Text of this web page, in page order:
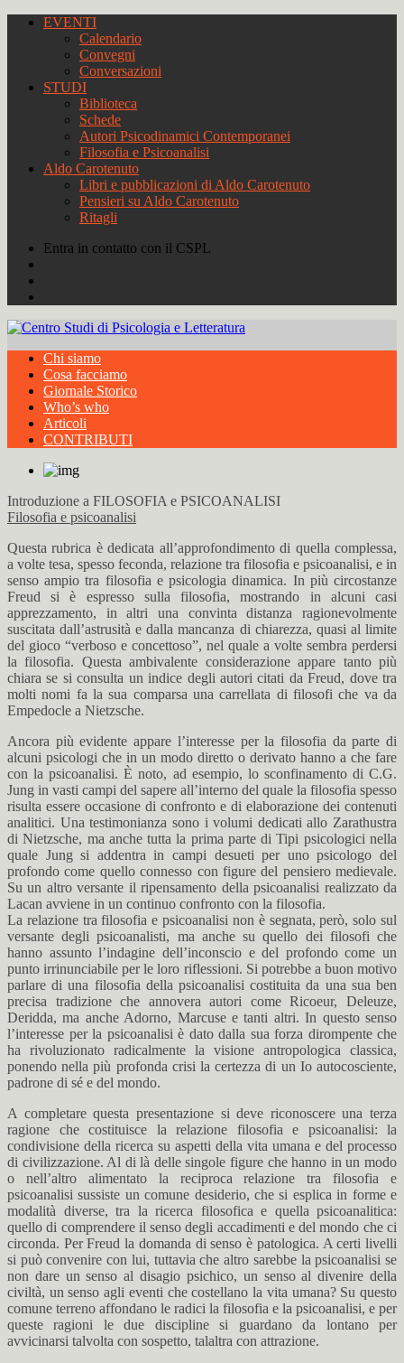
EVENTI
Calendario
Convegni
Conversazioni
STUDI
Biblioteca
Schede
Autori Psicodinamici Contemporanei
Filosofia e Psicoanalisi
Aldo Carotenuto
Libri e pubblicazioni di Aldo Carotenuto
Pensieri su Aldo Carotenuto
Ritagli
Entra in contatto con il CSPL
Chi siamo
Cosa facciamo
Giornale Storico
Who’s who
Articoli
CONTRIBUTI
Introduzione a FILOSOFIA e PSICOANALISI
Filosofia e psicoanalisi
Questa rubrica è dedicata all’approfondimento di quella complessa,
a volte tesa, spesso feconda, relazione tra filosofia e psicoanalisi, e in
senso ampio tra filosofia e psicologia dinamica. In più circostanze
Freud si è espresso sulla filosofia, mostrando in alcuni casi
apprezzamento, in altri una convinta distanza ragionevolmente
suscitata dall’astrusità e dalla mancanza di chiarezza, quasi al limite
del gioco “verboso e concettoso”, nel quale a volte sembra perdersi
la filosofia. Questa ambivalente considerazione appare tanto più
chiara se si consulta un indice degli autori citati da Freud, dove tra
molti nomi fa la sua comparsa una carrellata di filosofi che va da
Empedocle a Nietzsche.
Ancora più evidente appare l’interesse per la filosofia da parte di
alcuni psicologi che in un modo diretto o derivato hanno a che fare
con la psicoanalisi. È noto, ad esempio, lo sconfinamento di C.G.
Jung in vasti campi del sapere all’interno del quale la filosofia spesso
risulta essere occasione di confronto e di elaborazione dei contenuti
analitici. Una testimonianza sono i volumi dedicati allo Zarathustra
di Nietzsche, ma anche tutta la prima parte di Tipi psicologici nella
quale Jung si addentra in campi desueti per uno psicologo del
profondo come quello connesso con figure del pensiero medievale.
Su un altro versante il ripensamento della psicoanalisi realizzato da
Lacan avviene in un continuo confronto con la filosofia.
La relazione tra filosofia e psicoanalisi non è segnata, però, solo sul
versante degli psicoanalisti, ma anche su quello dei filosofi che
hanno assunto l’indagine dell’inconscio e del profondo come un
punto irrinunciabile per le loro riflessioni. Si potrebbe a buon motivo
parlare di una filosofia della psicoanalisi costituita da una sua ben
precisa tradizione che annovera autori come Ricoeur, Deleuze,
Deridda, ma anche Adorno, Marcuse e tanti altri. In questo senso
l’interesse per la psicoanalisi è dato dalla sua forza dirompente che
ha rivoluzionato radicalmente la visione antropologica classica,
ponendo nella più profonda crisi la certezza di un Io autocosciente,
padrone di sé e del mondo.
A completare questa presentazione si deve riconoscere una terza
ragione che costituisce la relazione filosofia e psicoanalisi: la
condivisione della ricerca su aspetti della vita umana e del processo
di civilizzazione. Al di là delle singole figure che hanno in un modo
o nell’altro alimentato la reciproca relazione tra filosofia e
psicoanalisi sussiste un comune desiderio, che si esplica in forme e
modalità diverse, tra la ricerca filosofica e quella psicoanalitica:
quello di comprendere il senso degli accadimenti e del mondo che ci
circonda. Per Freud la domanda di senso è patologica. A certi livelli
si può convenire con lui, tuttavia che altro sarebbe la psicoanalisi se
non dare un senso al disagio psichico, un senso al divenire della
civiltà, un senso agli eventi che costellano la vita umana? Su questo
comune terreno affondano le radici la filosofia e la psicoanalisi, e per
queste ragioni le due discipline si guardano da lontano per
avvicinarsi talvolta con sospetto, talaltra con attrazione.